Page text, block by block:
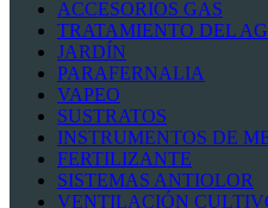
ACCESORIOS GAS
TRATAMIENTO DEL
JARDÍN
PARAFERNALIA
VAPEO
SUSTRATOS
INSTRUMENTOS DE
FERTILIZANTE
SISTEMAS ANTIOLOR
VENTILACIÓN